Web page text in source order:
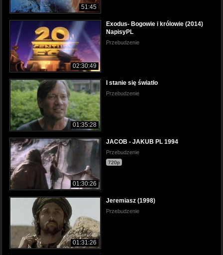
51:45
02:30:49
Exodus- Bogowie i królowie (2014)
NapisyPL
Przebudzenie
01:35:28
I stanie się światło
Przebudzenie
01:30:26
JACOB - JAKUB PL 1994
Przebudzenie
720p
01:31:26
Jeremiasz (1998)
Przebudzenie